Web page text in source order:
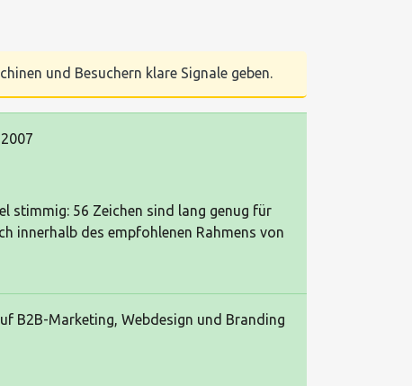
und Besuchern klare Signale geben.
stimmig: 56 Zeichen sind lang genug für
innerhalb des empfohlenen Rahmens von
B2B-Marketing, Webdesign und Branding